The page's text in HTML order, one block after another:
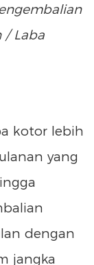
/ Laba
kotor lebih
yang
dengan
jangka